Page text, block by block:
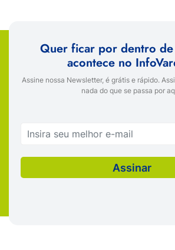
Quer ficar por dentro
acontece no
Assine nossa Newsletter, é grátis e rápido.
nada do que se passa por